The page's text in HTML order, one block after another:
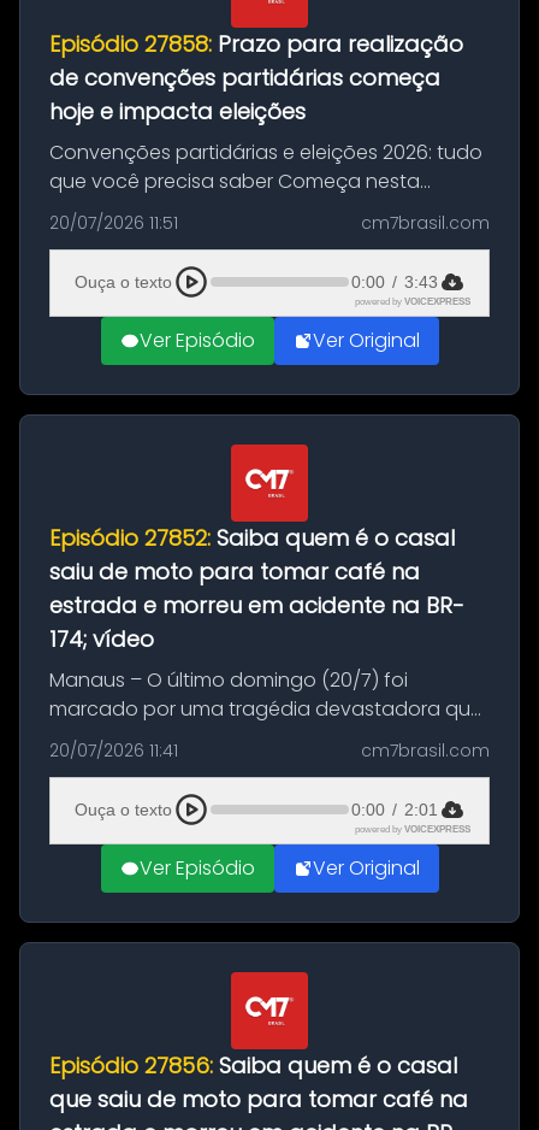
Episódio 27858: Prazo para realização
de convenções partidárias começa
hoje e impacta eleições
Convenções partidárias e eleições 2026: tudo
que você precisa saber Começa nesta
segunda-feira e vai até 5 de agosto o prazo
para que partidos políticos e federações
partidárias realizem suas convençõ...
20/07/2026 11:51 cm7brasil.com
Ouça o texto 0:00 / 3:43
powered by VOICEXPRESS
Ver Episódio Ver Original
Episódio 27852: Saiba quem é o casal
saiu de moto para tomar café na
estrada e morreu em acidente na BR-
174; vídeo
Manaus – O último domingo (20/7) foi
marcado por uma tragédia devastadora que
resultou na morte precoce de dois jovens na
BR-174, na zona rural de Manaus. Um passeio
com destino a um típico café regio...
20/07/2026 11:41 cm7brasil.com
Ouça o texto 0:00 / 2:01
powered by VOICEXPRESS
Ver Episódio Ver Original
Episódio 27856: Saiba quem é o casal
que saiu de moto para tomar café na